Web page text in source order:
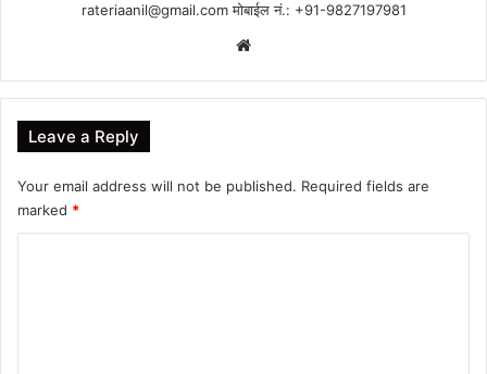
rateriaanil@gmail.comमोबाईल नं.: +91-9827197981
Leave a Reply
Your email address will not be published. Required fields are
marked *